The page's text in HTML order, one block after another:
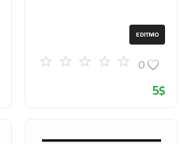
EDITMO
0
5$